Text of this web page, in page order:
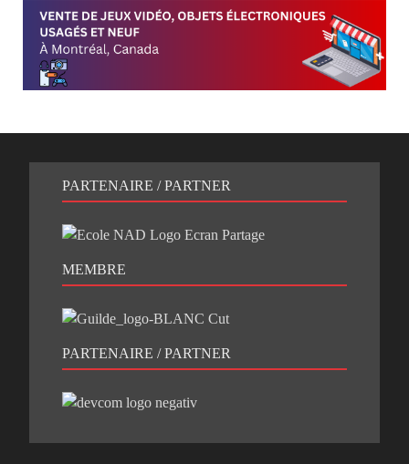
PARTENAIRE / PARTNER
MEMBRE
PARTENAIRE / PARTNER